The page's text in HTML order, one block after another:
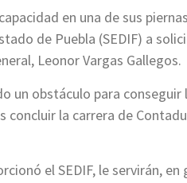
en una de sus
de Puebla (SEDIF) a
Leonor Vargas Gallegos.
un obstáculo para conseguir
la carrera de
el SEDIF, le servirán,